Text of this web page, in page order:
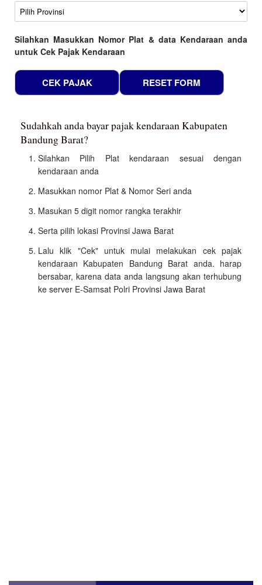
Wilayah
Silahkan Masukkan Nomor Plat & data Kendaraan anda
untuk Cek Pajak Kendaraan
Sudahkah anda bayar pajak kendaraan Kabupaten
Bandung Barat?
Silahkan Pilih Plat kendaraan sesuai dengan
kendaraan anda
Masukkan nomor Plat & Nomor Seri anda
Masukan 5 digit nomor rangka terakhir
Serta pilih lokasi Provinsi Jawa Barat
Lalu klik "Cek" untuk mulai melakukan cek pajak
kendaraan Kabupaten Bandung Barat anda. harap
bersabar, karena data anda langsung akan terhubung
ke server E-Samsat Polri Provinsi Jawa Barat